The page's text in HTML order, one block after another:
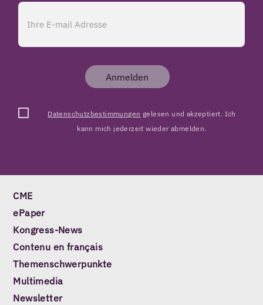
Anmelden
Datenschutzbestimmungen gelesen und akzeptiert. Ich
kann mich jederzeit wieder abmelden.
CME
ePaper
Kongress-News
Contenu en français
Themenschwerpunkte
Multimedia
Newsletter